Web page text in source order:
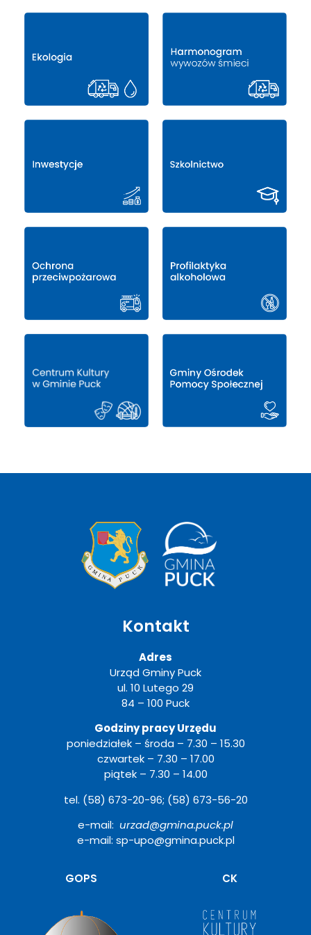
Kontakt
Adres
Urząd Gminy Puck
ul. 10 Lutego 29
84 – 100 Puck
Godziny pracy Urzędu
poniedziałek – środa – 7.30 – 15.30
czwartek – 7.30 – 17.00
piątek – 7.30 – 14.00
tel. (58) 673-20-96; (58) 673-56-20
e-mail: urzad@gmina.puck.pl
e-mail: sp-upo@gmina.puck.pl
GOPS CK